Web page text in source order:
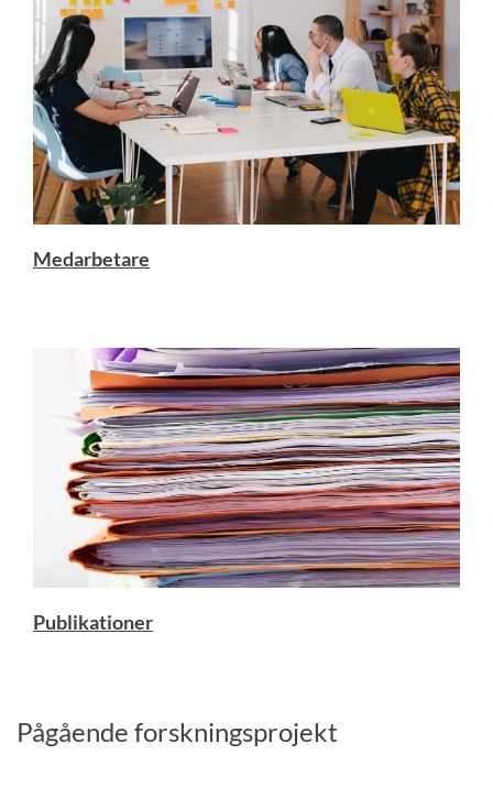
Medarbetare
Publikationer
Pågående forskningsprojekt